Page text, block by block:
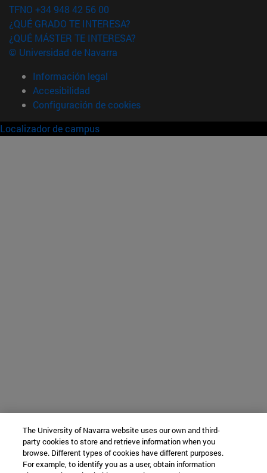
TFNO +34 948 42 56 00
¿QUÉ GRADO TE INTERESA?
¿QUÉ MÁSTER TE INTERESA?
© Universidad de Navarra
Información legal
Accesibilidad
Configuración de cookies
Localizador de campus
The University of Navarra website uses our own and third-
party cookies to store and retrieve information when you
browse. Different types of cookies have different purposes.
For example, to identify you as a user, obtain information